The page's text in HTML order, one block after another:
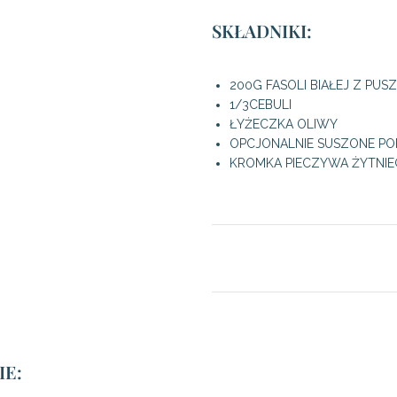
SKŁADNIKI:
200G FASOLI BIAŁEJ Z
1/3CEBULI
ŁYŻECZKA OLIWY
OPCJONALNIE SUSZONE
KROMKA PIECZYWA